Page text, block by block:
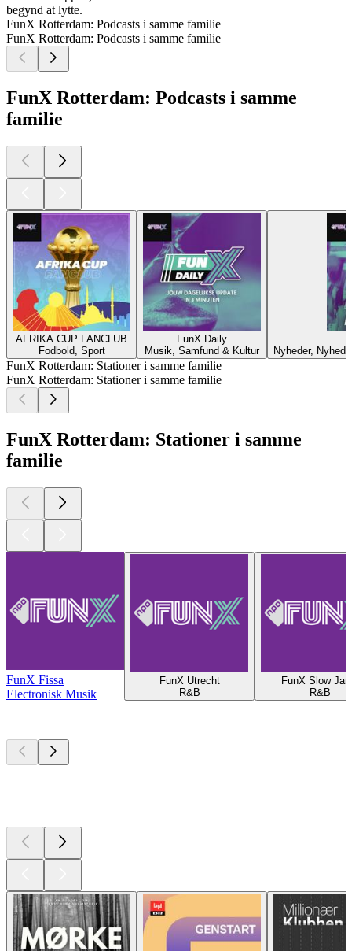
begynd at lytte.
FunX Rotterdam: Podcasts i samme familie
FunX Rotterdam: Podcasts i samme familie
FunX Rotterdam: Podcasts i samme
familie
AFRIKA CUP FANCLUB
Fodbold, Sport
FunX Daily
Musik, Samfund & Kultur
Nyheder,
FunX Rotterdam: Stationer i samme familie
FunX Rotterdam: Stationer i samme familie
FunX Rotterdam: Stationer i samme
familie
FunX Fissa
Electronisk Musik
FunX Utrecht
R&B
FunX Slow
R&B